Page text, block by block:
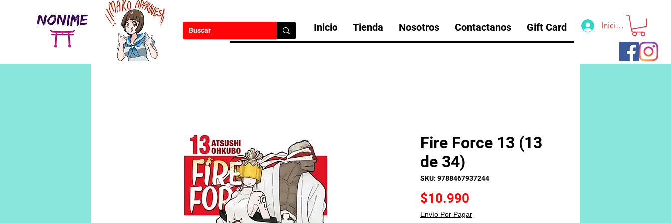
Inicio Tienda Nosotros Contactanos Gift Card Iniciar sesión
Fire Force 13 (13
de 34)
SKU: 9788467937244
$10.990
Envío Por Pagar